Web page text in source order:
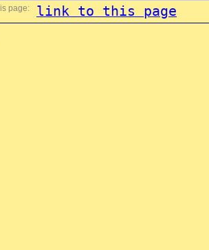
page: link to this page